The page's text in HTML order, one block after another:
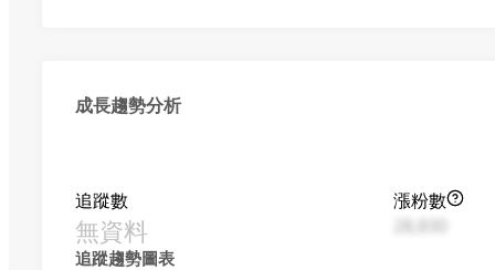
成長趨勢分析
追蹤數
無資料
漲粉數
追蹤趨勢圖表